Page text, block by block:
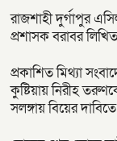
রাজশাহী দুর্গাপুর
প্রশাসক বরাবর
প্রকাশিত মিথ্যা
কুষ্টিয়ায় নিরীহ
সলঙ্গায় বিয়ের